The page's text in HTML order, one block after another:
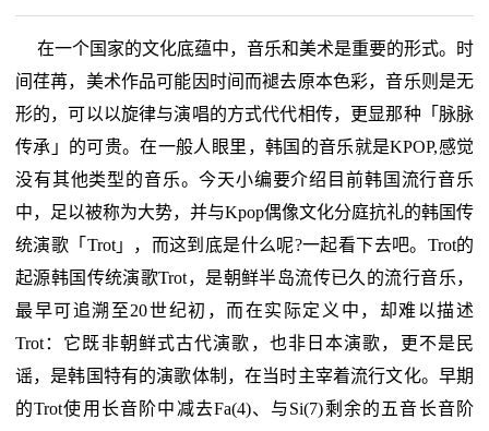
在一个国家的文化底蕴中，音乐和美术是重要的形式。时
间荏苒，美术作品可能因时间而褪去原本色彩，音乐则是无
形的，可以以旋律与演唱的方式代代相传，更显那种「脉脉
传承」的可贵。在一般人眼里，韩国的音乐就是KPOP,感觉
没有其他类型的音乐。今天小编要介绍目前韩国流行音乐
中，足以被称为大势，并与Kpop偶像文化分庭抗礼的韩国传
统演歌「Trot」，而这到底是什么呢?一起看下去吧。Trot的
起源韩国传统演歌Trot，是朝鲜半岛流传已久的流行音乐，
最早可追溯至20世纪初，而在实际定义中，却难以描述
Trot：它既非朝鲜式古代演歌，也非日本演歌，更不是民
谣，是韩国特有的演歌体制，在当时主宰着流行文化。早期
的Trot使用长音阶中减去Fa(4)、与Si(7)剩余的五音长音阶